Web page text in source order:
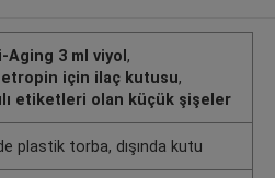
Aging 3 ml viyol,
için ilaç kutusu,
etiketleri olan küçük şişeler
plastik torba, dışında kutu